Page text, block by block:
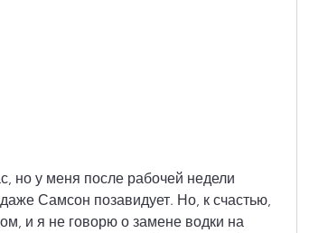
но у меня после рабочей недели
Самсон позавидует. Но, к счастью,
и я не говорю о замене водки на